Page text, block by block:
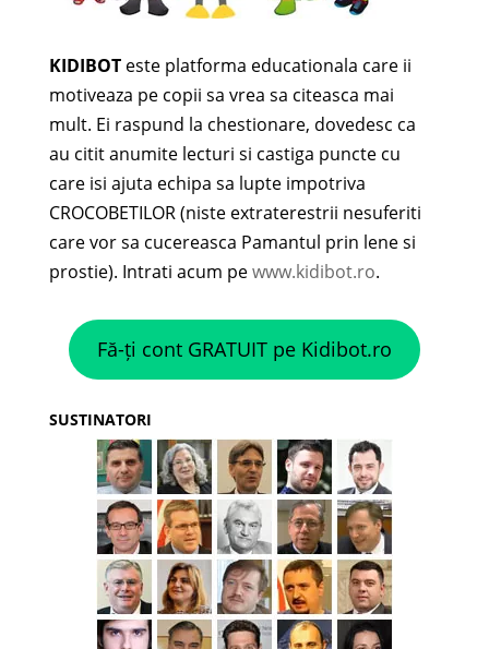
KIDIBOTeste platforma educationala care ii
motiveaza pe copii sa vrea sa citeasca mai
mult. Ei raspund la chestionare, dovedesc ca
au citit anumite lecturi si castiga puncte cu
care isi ajuta echipa sa lupte impotriva
CROCOBETILOR (niste extraterestrii nesuferiti
care vor sa cucereasca Pamantul prin lene si
prostie). Intrati acum pewww.kidibot.ro.
Fă-ți cont GRATUIT pe Kidibot.ro
SUSTINATORI